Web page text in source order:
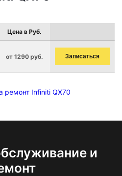
Цена в Руб.
от 1290 руб. Записаться
ремонт Infiniti QX70
и